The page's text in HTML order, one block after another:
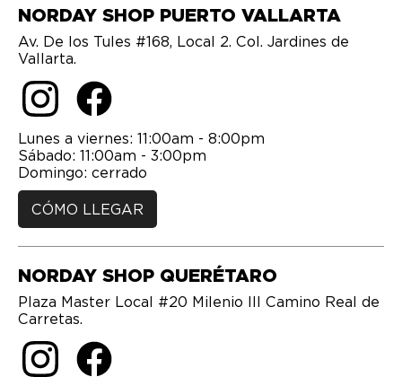
NORDAY SHOP PUERTO VALLARTA
Av. De los Tules #168, Local 2. Col. Jardines de
Vallarta.
Lunes a viernes: 11:00am - 8:00pm
Sábado: 11:00am - 3:00pm
Domingo: cerrado
CÓMO LLEGAR
NORDAY SHOP QUERÉTARO
Plaza Master Local #20 Milenio lll Camino Real de
Carretas.